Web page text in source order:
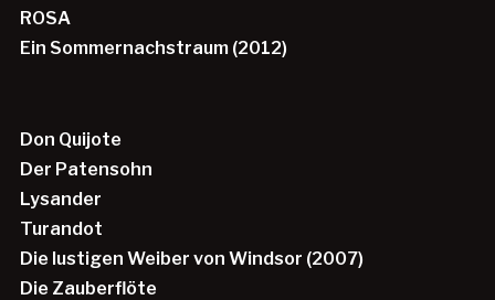
ROSA
Ein Sommernachstraum (2012)
Don Quijote
Der Patensohn
Lysander
Turandot
Die lustigen Weiber von Windsor (2007)
Die Zauberflöte